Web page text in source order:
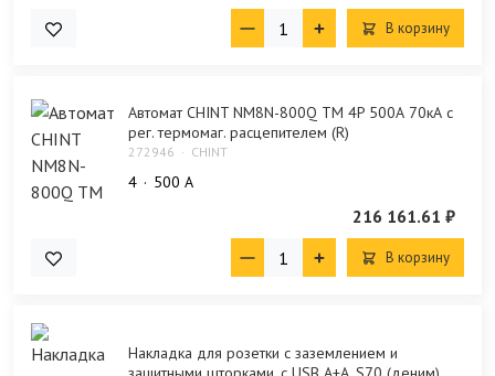
В корзину
Автомат CHINT NM8N-800Q TM 4P 500А 70кА с
рег. термомаг. расцепителем (R)
272946 CHINT
4 500 А
216 161.61 ₽
В корзину
Накладка для розетки с заземлением и